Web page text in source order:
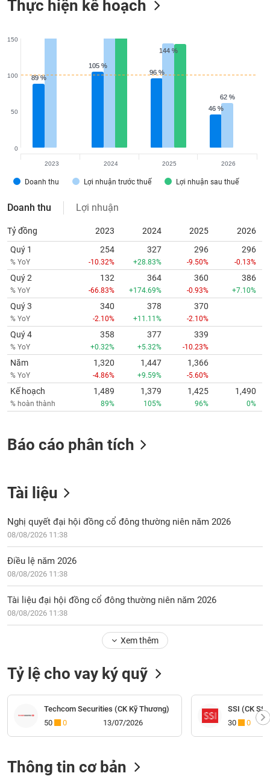
Thực hiện kế hoạch
89 %
89 %
105 %
105 %
96 %
96 %
46 %
46 %
144 %
144 %
62 %
62 %
Doanh thu Lợi nhuận trước thuế Lợi nhuận sau thuế
0
50
100
150
2023 2024 2025 2026
Doanh thu Lợi nhuận
Tỷ đồng 2023 2024 2025
2026
Quý 1
% YoY
254
-10.32%
327
+28.83%
296
-9.50%
296
-0.13%
Quý 2
% YoY
132
-66.83%
364
+174.69%
360
-0.93%
386
+7.10%
Quý 3
% YoY
340
-2.10%
378
+11.11%
370
-2.10%
Quý 4
% YoY
358
+0.32%
377
+5.32%
339
-10.23%
Năm
% YoY
1,320
-4.86%
1,447
+9.59%
1,366
-5.60%
Kế hoạch
% hoàn thành
1,489
89%
1,379
105%
1,425
96%
1,490
0%
Báo cáo phân tích
Tài liệu
Nghị quyết đại hội đồng cổ đông thường niên năm 2026
08/08/2026 11:38
Điều lệ năm 2026
08/08/2026 11:38
Tài liệu đại hội đồng cổ đông thường niên năm 2026
08/08/2026 11:38
Xem thêm
Tỷ lệ cho vay ký quỹ
Techcom Securities (CK Kỹ Thương)
50
0 13/07/2026
SSI (CK
30
0
Thông tin cơ bản